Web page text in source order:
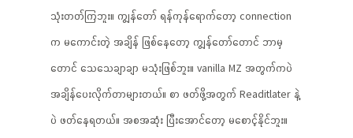
သုံးတတ်ကြဘူး။ ကျွန်တော် ရန်ကုန်ရောက်တော့ connection
က မကောင်းတဲ့ အချိန် ဖြစ်နေတော့ ကျွန်တော်တောင် ဘာမှ
တောင် သေသေချာချာ မသုံးဖြစ်ဘူး။ vanilla MZ အတွက်ကပဲ
အချိန်ပေးလိုက်တာများတယ်။ စာ ဖတ်ဖို့အတွက် Readitlater နဲ့
ပဲ ဖတ်နေရတယ်။ အစအဆုံး ပြီးအောင်တော့ မစောင့်နိုင်ဘူး။